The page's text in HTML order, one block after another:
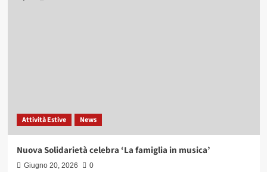
Attività Estive News
Nuova Solidarietà celebra ‘La famiglia in musica’
Giugno 20, 2026 0